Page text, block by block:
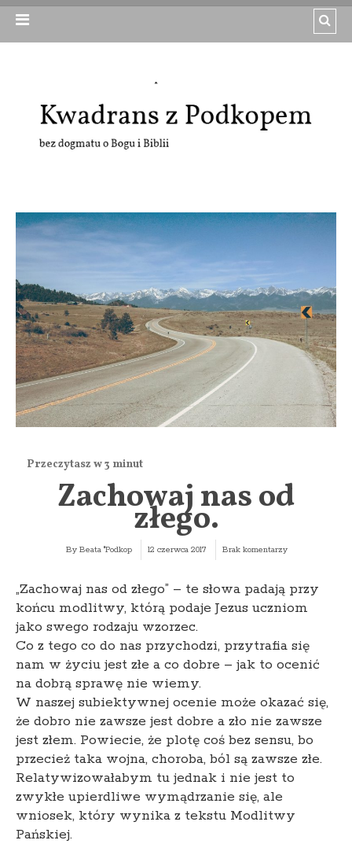
Zachowaj nas od
złego.
By Beata "Podkop 12 czerwca 2017 Brak komentarzy
„Zachowaj nas od złego” – te słowa padają przy
końcu modlitwy, którą podaje Jezus uczniom
jako swego rodzaju wzorzec.
Co z tego co do nas przychodzi, przytrafia się
nam w życiu jest złe a co dobre – jak to ocenić
na dobrą sprawę nie wiemy.
W naszej subiektywnej ocenie może okazać się,
że dobro nie zawsze jest dobre a zło nie zawsze
jest złem. Powiecie, że plotę coś bez sensu, bo
przecież taka wojna, choroba, ból są zawsze złe.
Relatywizowałabym tu jednak i nie jest to
zwykłe upierdliwe wymądrzanie się, ale
wniosek, który wynika z tekstu Modlitwy
Pańskiej.